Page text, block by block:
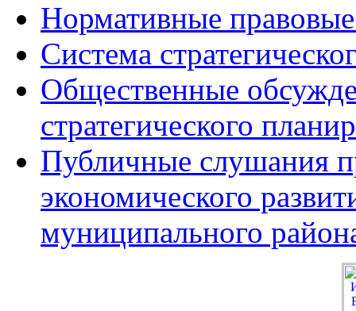
Нормативные
Система
Общественные
стратегического
Публичные слушания
экономического
муниципального